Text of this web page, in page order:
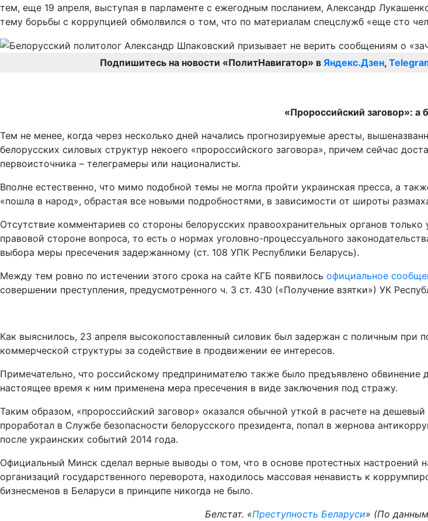
тем, еще 19 апреля, выступая в парламенте с ежегодным посланием, Александр
тему борьбы с коррупцией обмолвился о том, что по материалам спецслужб «еще сто
Подпишитесь на новости «ПолитНавигатор» в Яндекс.Дзен,
«Пророссийский заговор»: а
Тем не менее, когда через несколько дней начались прогнозируемые аресты,
белорусских силовых структур некоего «пророссийского заговора», причем сейчас
первоисточника – телеграмеры или националисты.
Вполне естественно, что мимо подобной темы не могла пройти украинская пресса, а
«пошла в народ», обрастая все новыми подробностями, в зависимости от широты
Отсутствие комментариев со стороны белорусских правоохранительных органов
правовой стороне вопроса, то есть о нормах уголовно-процессуального
выбора меры пресечения задержанному (ст. 108 УПК Республики Беларусь).
Между тем ровно по истечении этого срока на сайте КГБ появилось официальное
совершении преступления, предусмотренного ч. 3 ст. 430 («Получение взятки») УК
Как выяснилось, 23 апреля высокопоставленный силовик был задержан с поличным при
коммерческой структуры за содействие в продвижении ее интересов.
Примечательно, что российскому предпринимателю также было предъявлено
настоящее время к ним применена мера пресечения в виде заключения под стражу.
Таким образом, «пророссийский заговор» оказался обычной уткой в расчете на
проработал в Службе безопасности белорусского президента, попал в жернова
после украинских событий 2014 года.
Официальный Минск сделал верные выводы о том, что в основе протестных настроений
организаций государственного переворота, находилось массовая ненависть к
бизнесменов в Беларуси в принципе никогда не было.
Белстат. «Преступность Беларуси» (По